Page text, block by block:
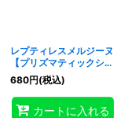
レプティレスメルジーヌ
【プリズマティックシー
クレット】{BODE-
JP043}《シンクロ》
680円(税込)
カートに入れる